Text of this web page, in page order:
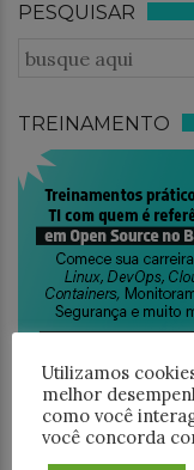
PESQUISAR
TREINAMENTO
JEDAICAST
Utilizamos
melhor
como você
você concorda